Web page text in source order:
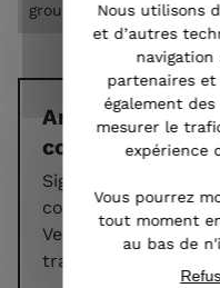
grouper vos retours.
Article
commande ?
Signalez-le nous
compte client,
Veuillez joindre une
traitement rapide
Nous utilisons
et d’autres
partenaires
également
mesurer le
expérience
Vous pourrez
tout moment
au bas de